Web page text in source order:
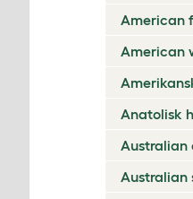
American
American
Anatolisk
Australian
Australian